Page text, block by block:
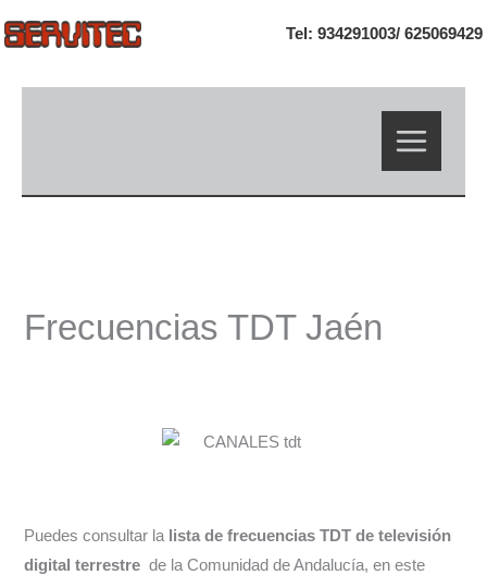
al
Tel: 934291003/ 625069429
Frecuencias TDT Jaén
Puedes consultar la lista de frecuencias TDT de televisión
digital terrestre de la Comunidad de Andalucía, en este